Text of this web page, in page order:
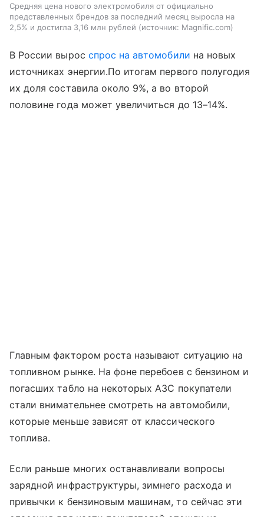
Средняя цена нового электромобиля от официально
представленных брендов за последний месяц выросла на
2,5% и достигла 3,16 млн рублей
источник: Magnific.com
В России вырос спрос на автомобили на новых
источниках энергии.По итогам первого полугодия
их доля составила около 9%, а во второй
половине года может увеличиться до 13–14%.
Главным фактором роста называют ситуацию на
топливном рынке. На фоне перебоев с бензином и
погасших табло на некоторых АЗС покупатели
стали внимательнее смотреть на автомобили,
которые меньше зависят от классического
топлива.
Если раньше многих останавливали вопросы
зарядной инфраструктуры, зимнего расхода и
привычки к бензиновым машинам, то сейчас эти